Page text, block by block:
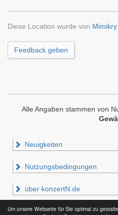
Um unsere Webseite für Sie optimal zu
Diese Location wurde von Mimikry
Feedback geben
Alle Angaben stammen von
Neuigkeiten
Nutzungsbedingungen
über konzertN.de
Impressum & Datenschutz